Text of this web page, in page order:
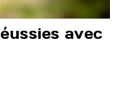
avec